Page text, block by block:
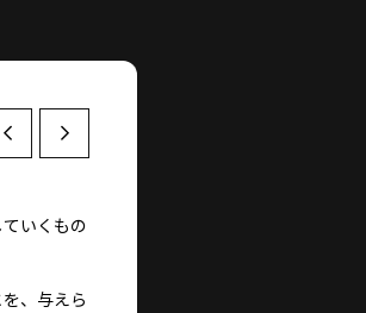
Prev Next
いくもの
、与えら